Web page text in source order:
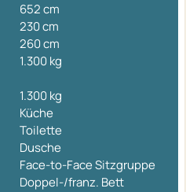
652 cm
230 cm
260 cm
1.300 kg
1.300 kg
Küche
Toilette
Dusche
Face-to-Face Sitzgruppe
Doppel-/franz. Bett